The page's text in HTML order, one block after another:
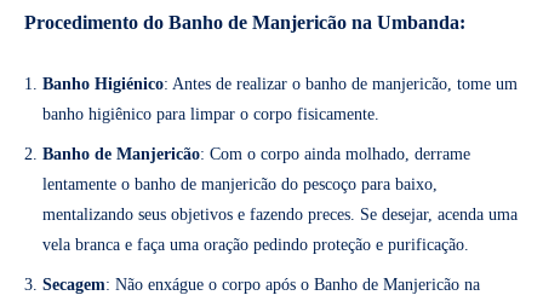
Procedimento do Banho de Manjericão na Umbanda:
Banho Higiénico: Antes de realizar o banho de manjericão, tome um
banho higiênico para limpar o corpo fisicamente.
Banho de Manjericão: Com o corpo ainda molhado, derrame
lentamente o banho de manjericão do pescoço para baixo,
mentalizando seus objetivos e fazendo preces. Se desejar, acenda uma
vela branca e faça uma oração pedindo proteção e purificação.
Secagem: Não enxágue o corpo após o Banho de Manjericão na